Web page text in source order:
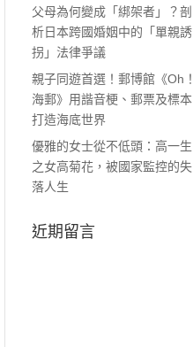
父母為何變成「綁架者」？剖
析日本跨國婚姻中的「單親誘
拐」法律爭議
親子同遊首選！郵博館《Oh！
海郵》用諧音梗、郵票及標本
打造海底世界
優雅的女士從不低頭：高一生
之女高菊花，被國家監控的失
落人生
近期留言